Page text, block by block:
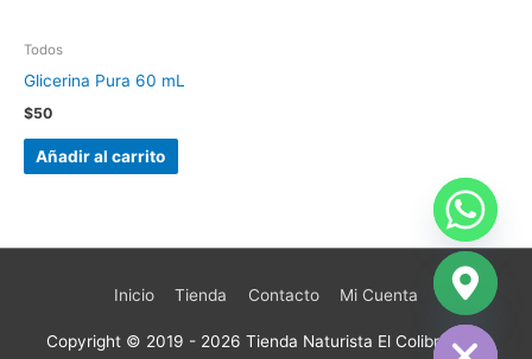
Todos
Glicerina Pura 60 mL
$50
Añadir al carrito
Inicio Tienda Contacto Mi Cuenta
Copyright © 2019 - 2026 Tienda Naturista El Colibrí | San
Hide
chaty